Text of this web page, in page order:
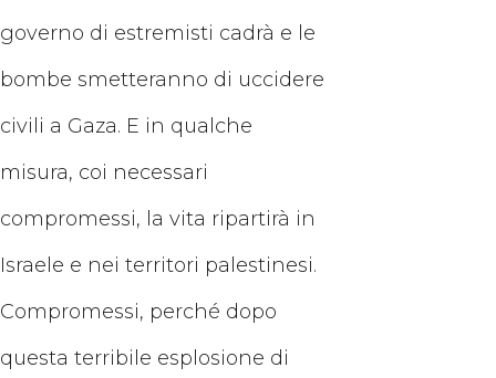
governo di estremisti cadrà e le
bombe smetteranno di uccidere
civili a Gaza. E in qualche
misura, coi necessari
compromessi, la vita ripartirà in
Israele e nei territori palestinesi.
Compromessi, perché dopo
questa terribile esplosione di